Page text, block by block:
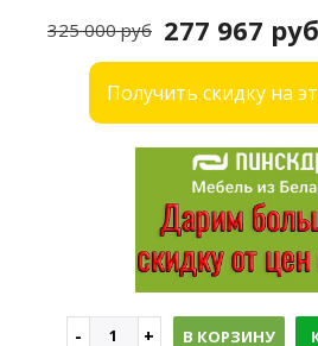
277 967 руб
325 000 руб
Получить скидку на
В КОРЗИНУ